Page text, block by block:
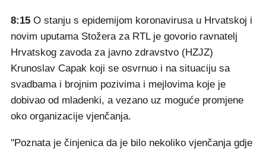
8:15 O stanju s epidemijom koronavirusa u Hrvatskoj i
novim uputama Stožera za RTL je govorio ravnatelj
Hrvatskog zavoda za javno zdravstvo (HZJZ)
Krunoslav Capak koji se osvrnuo i na situaciju sa
svadbama i brojnim pozivima i mejlovima koje je
dobivao od mladenki, a vezano uz moguće promjene
oko organizacije vjenčanja.
''Poznata je činjenica da je bilo nekoliko vjenčanja gdje